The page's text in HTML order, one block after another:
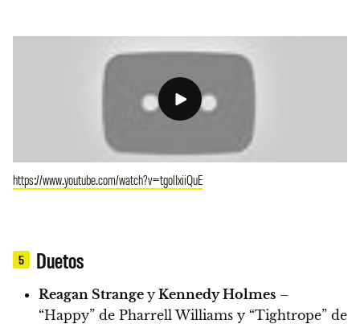
https://www.youtube.com/watch?v=tgolIxiiQuE
5 Duetos
Reagan Strange y Kennedy Holmes –
“Happy” de Pharrell Williams y “Tightrope” de